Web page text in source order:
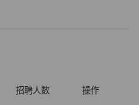
招聘人数 操作